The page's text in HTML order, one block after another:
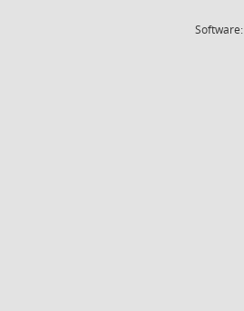
Software: